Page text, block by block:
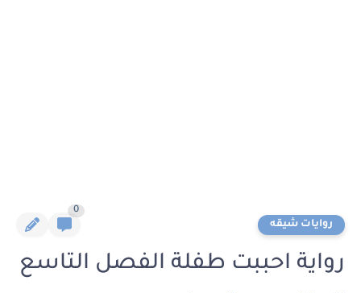
روايات شيقه
0
رواية احببت طفلة الفصل التاسع